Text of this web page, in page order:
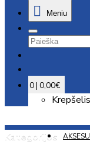
Meniu
0 | 0,00€
Kategorijos